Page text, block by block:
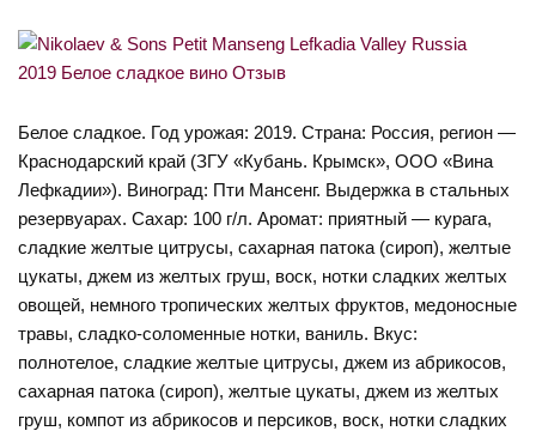
Белое сладкое. Год урожая: 2019. Страна: Россия, регион —
Краснодарский край (ЗГУ «Кубань. Крымск», ООО «Вина
Лефкадии»). Виноград: Пти Мансенг. Выдержка в стальных
резервуарах. Сахар: 100 г/л. Аромат: приятный — курага,
сладкие желтые цитрусы, сахарная патока (сироп), желтые
цукаты, джем из желтых груш, воск, нотки сладких желтых
овощей, немного тропических желтых фруктов, медоносные
травы, сладко-соломенные нотки, ваниль. Вкус:
полнотелое, сладкие желтые цитрусы, джем из абрикосов,
сахарная патока (сироп), желтые цукаты, джем из желтых
груш, компот из абрикосов и персиков, воск, нотки сладких